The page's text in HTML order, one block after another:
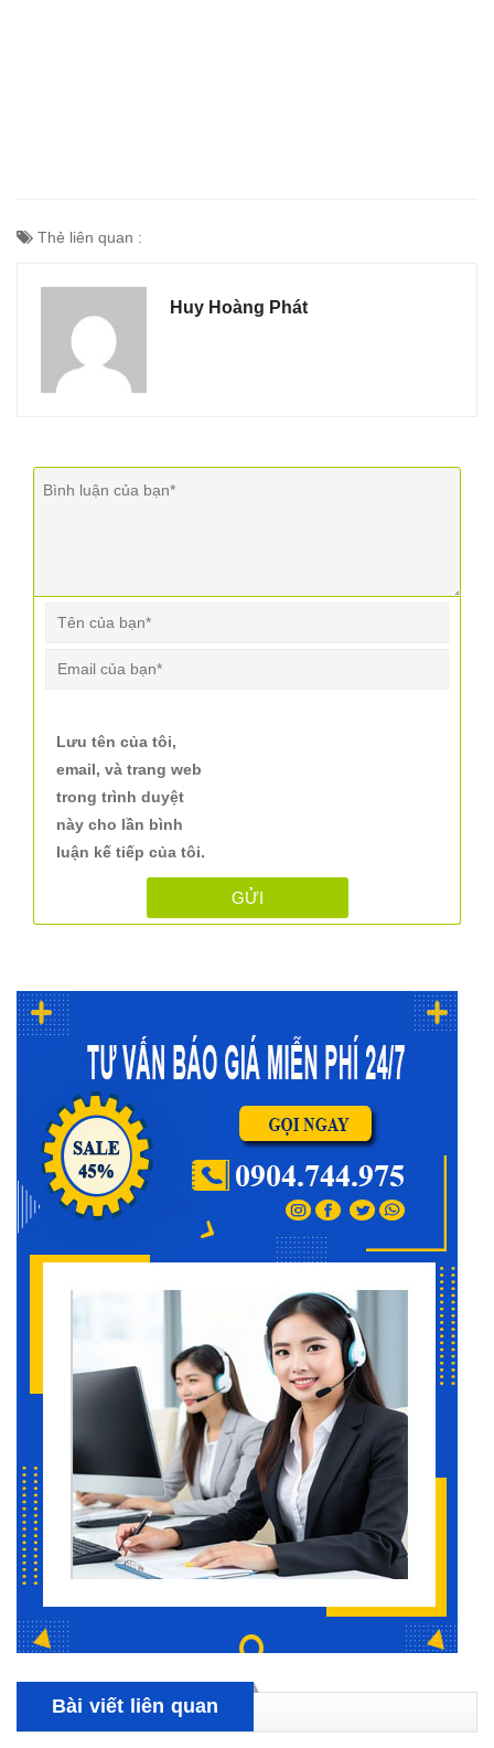
Thẻ liên quan :
Huy Hoàng Phát
Lưu tên của tôi,
email, và trang web
trong trình duyệt
này cho lần bình
luận kế tiếp của tôi.
Bài viết liên quan